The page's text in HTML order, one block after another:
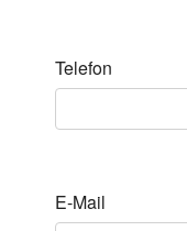
Telefon
E-Mail